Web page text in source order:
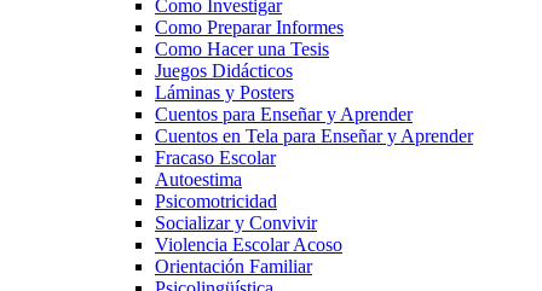
Como Investigar
Como Preparar Informes
Como Hacer una Tesis
Juegos Didácticos
Láminas y Posters
Cuentos para Enseñar y Aprender
Cuentos en Tela para Enseñar y Aprender
Fracaso Escolar
Autoestima
Psicomotricidad
Socializar y Convivir
Violencia Escolar Acoso
Orientación Familiar